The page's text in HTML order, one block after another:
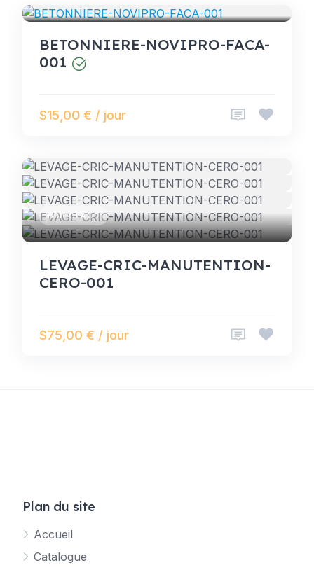
BETONNIERE-NOVIPRO-FACA-
001
$15,00 € / jour
BRICOLAGE
LEVAGE-CRIC-MANUTENTION-
CERO-001
$75,00 € / jour
Plan du site
Accueil
Catalogue